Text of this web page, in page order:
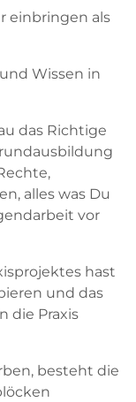
einbringen als
Wissen in
das Richtige
alles was Du
vor
hast
und das
die Praxis
besteht die